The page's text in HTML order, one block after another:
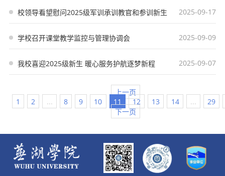
校领导看望慰问2025级军训承训教官和参训新生 2025-09-17
学校召开课堂教学监控与管理协调会 2025-09-09
我校喜迎2025级新生 暖心服务护航逐梦新程 2025-09-07
上一页
1
2 ... 8 9 10 11 12 13 14 ...
29
下一页